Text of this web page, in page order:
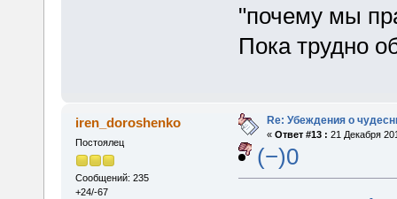
"почему мы
Пока трудно
iren_doroshenko
Постоялец
Сообщений: 235
+24/-67
Re: Убеждения о
« Ответ #13 : 21 Декабря
(−)0